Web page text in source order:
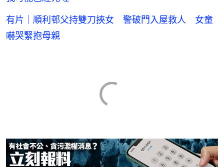
有片｜順利邨父持雙刀挾女 警破門入屋救人 女童
嚇哭緊抱母親